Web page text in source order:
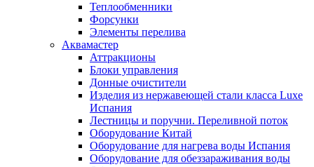
Теплообменники
Форсунки
Элементы перелива
Аквамастер
Аттракционы
Блоки управления
Донные очистители
Изделия из нержавеющей стали класса Luxe
Испания
Лестницы и поручни. Переливной поток
Оборудование Китай
Оборудование для нагрева воды Испания
Оборудование для обеззараживания воды